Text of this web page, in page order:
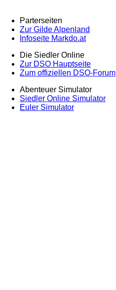
Parterseiten
Zur Gilde Alpenland
Infoseite Markdo.at
Die Siedler Online
Zur DSO Hauptseite
Zum offiziellen DSO-Forum
Abenteuer Simulator
Siedler Online Simulator
Euler Simulator